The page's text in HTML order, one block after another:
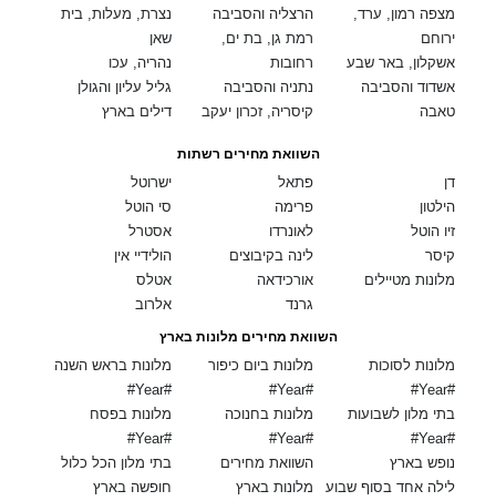
נצרת, מעלות, בית
שאן
נהריה, עכו
גליל עליון והגולן
דילים בארץ
הרצליה והסביבה
רמת גן, בת ים,
רחובות
נתניה והסביבה
קיסריה, זכרון יעקב
מצפה רמון, ערד,
ירוחם
אשקלון, באר שבע
אשדוד והסביבה
טאבה
השוואת מחירים רשתות
ישרוטל
סי הוטל
אסטרל
הולידיי אין
אטלס
אלרוב
פתאל
פרימה
לאונרדו
לינה בקיבוצים
אורכידאה
גרנד
דן
הילטון
זיו הוטל
קיסר
מלונות מטיילים
השוואת מחירים מלונות בארץ
מלונות בראש השנה
#Year#
מלונות בפסח
#Year#
בתי מלון הכל כלול
חופשה בארץ
מלונות ביום כיפור
#Year#
מלונות בחנוכה
#Year#
השוואת מחירים
מלונות בארץ
מלונות לסוכות
#Year#
בתי מלון לשבועות
#Year#
נופש בארץ
לילה אחד בסוף שבוע